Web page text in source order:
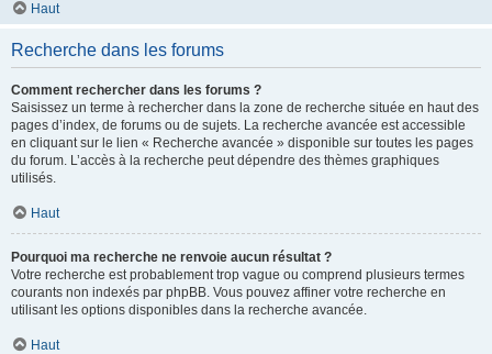
Haut
Recherche dans les forums
Comment rechercher dans les forums ?
Saisissez un terme à rechercher dans la zone de recherche située en haut des
pages d’index, de forums ou de sujets. La recherche avancée est accessible
en cliquant sur le lien « Recherche avancée » disponible sur toutes les pages
du forum. L’accès à la recherche peut dépendre des thèmes graphiques
utilisés.
Haut
Pourquoi ma recherche ne renvoie aucun résultat ?
Votre recherche est probablement trop vague ou comprend plusieurs termes
courants non indexés par phpBB. Vous pouvez affiner votre recherche en
utilisant les options disponibles dans la recherche avancée.
Haut